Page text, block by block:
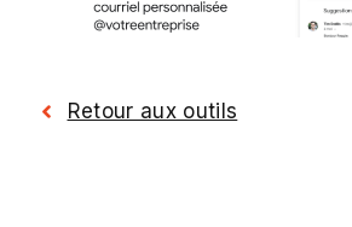
Retour aux outils